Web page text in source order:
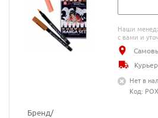
Бренд/
Наши
с вами и
Нет в
Код: